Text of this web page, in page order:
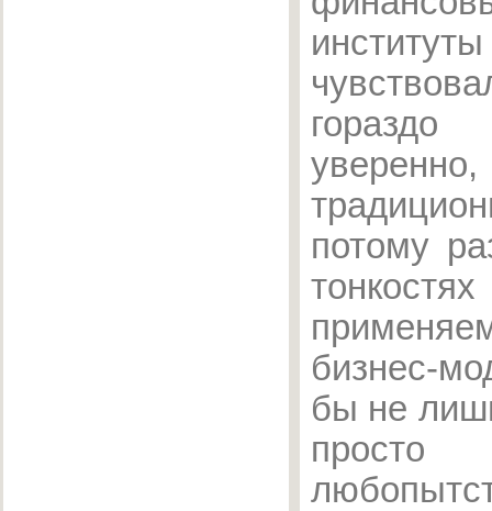
институты
потому
тонкостях
бизнес-
бы не